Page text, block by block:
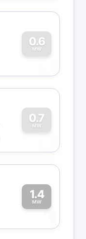
0.6
MW
0
0.7
MW
0
1.4
MW1